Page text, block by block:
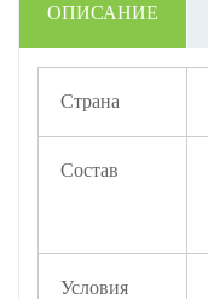
ОПИСАНИЕ
Страна
Состав
Условия